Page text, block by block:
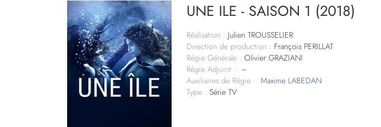
UNE ILE - SAISON 1 (2018)
Réalisation : Julien TROUSSELIER
Direction de production : François PERILLAT
Régie Générale : Olivier GRAZIANI
Régie Adjoint : –
Auxiliaires de Régie : Maxime LABEDAN
Type : Série TV